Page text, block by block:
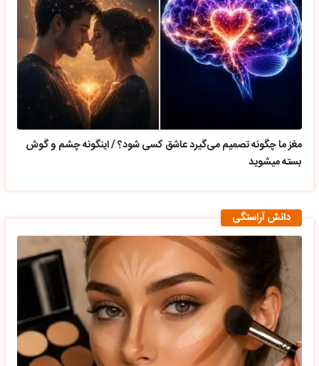
مغز ما چگونه تصمیم می‌گیرد عاشق کسی شود؟ / اینگونه چشم و گوش
بسته میشوید
دانش آراستگی